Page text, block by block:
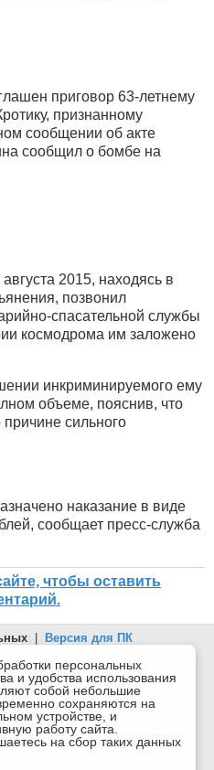
приговор 63-летнему
признанному
сообщении об акте
сообщил о бомбе на
2015, находясь в
позвонил
спасательной службы
космодрома им заложено
инкриминируемого ему
объеме, пояснив, что
сильного
наказание в виде
сообщает пресс-служба
чтобы оставить
Версия для ПК
Северодвинск tv29.ru
under the GNU General Public
Mobile Joomla!
Version
персональных
и удобства использования
собой небольшие
сохраняются на
устройстве, и
работу сайта.
на сбор таких данных